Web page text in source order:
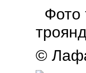
Фото
©